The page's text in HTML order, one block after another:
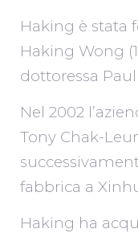
Haking è stata
Haking Wong
dottoressa
Nel 2002
Tony Chak-
fabbrica a
Haking ha